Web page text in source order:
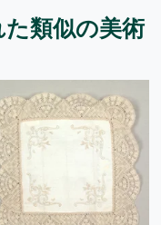
類似の美術